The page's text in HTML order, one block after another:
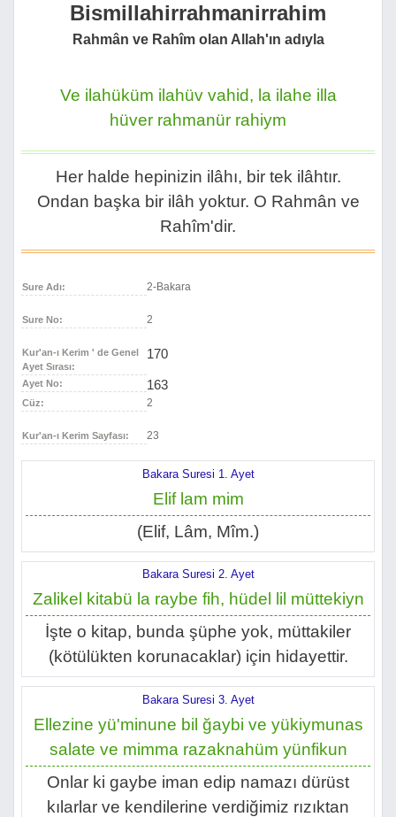
Bismillahirrahmanirrahim
Rahmân ve Rahîm olan Allah'ın adıyla
Ve ilahüküm ilahüv vahid, la ilahe illa
hüver rahmanür rahiym
Her halde hepinizin ilâhı, bir tek ilâhtır.
Ondan başka bir ilâh yoktur. O Rahmân ve
Rahîm'dir.
Sure Adı: 2-Bakara
Sure No: 2
Kur'an-ı Kerim ' de Genel
Ayet Sırası:
170
Ayet No: 163
Cüz: 2
Kur'an-ı Kerim Sayfası: 23
Bakara Suresi 1. Ayet
Elif lam mim
(Elif, Lâm, Mîm.)
Bakara Suresi 2. Ayet
Zalikel kitabü la raybe fih, hüdel lil müttekiyn
İşte o kitap, bunda şüphe yok, müttakiler
(kötülükten korunacaklar) için hidayettir.
Bakara Suresi 3. Ayet
Ellezine yü'minune bil ğaybi ve yükiymunas
salate ve mimma razaknahüm yünfikun
Onlar ki gaybe iman edip namazı dürüst
kılarlar ve kendilerine verdiğimiz rızıktan